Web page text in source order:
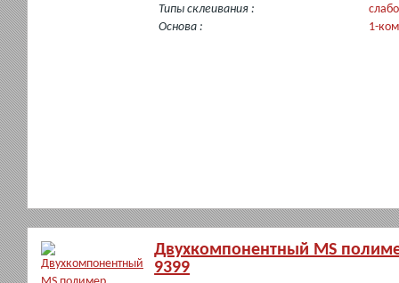
Типы склеивания :
Основа :
1-
Двухкомпонентный MS
9399